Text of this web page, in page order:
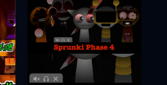
Sprunki Phase 4